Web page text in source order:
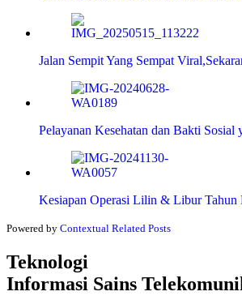
Jalan Sempit Yang Sempat
Pelayanan Kesehatan dan Bakti
Kesiapan Operasi Lilin & Libur
Powered by Contextual Related Posts
Teknologi
Informasi Sains